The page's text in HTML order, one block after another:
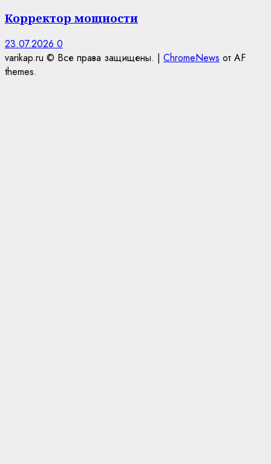
Корректор мощности
23.07.2026 0
varikap.ru © Все права защищены. | ChromeNews от AF
themes.